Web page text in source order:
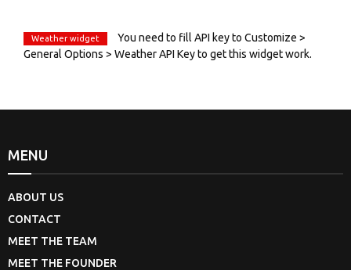
Weather widget
You need to fill API key to Customize >
General Options > Weather API Key to get this widget work.
MENU
ABOUT US
CONTACT
MEET THE TEAM
MEET THE FOUNDER